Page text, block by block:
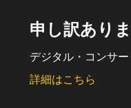
申し訳あり
デジタル・コンサ
詳細はこちら